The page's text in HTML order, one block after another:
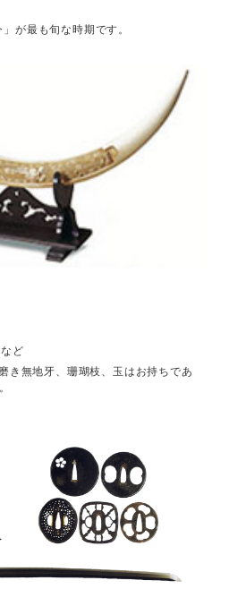
が最も旬な時期です。
ど
き無地牙、珊瑚枝、玉はお持ちであ